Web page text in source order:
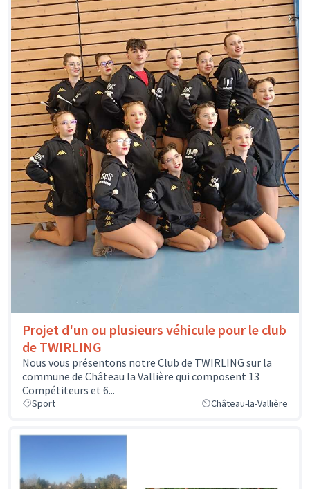
Projet d'un ou plusieurs véhicule pour le club
de TWIRLING
Nous vous présentons notre Club de TWIRLING sur la
commune de Château la Vallière qui composent 13
Compétiteurs et 6...
Sport Château-la-Vallière